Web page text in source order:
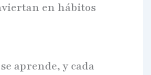
en hábitos
aprende, y cada